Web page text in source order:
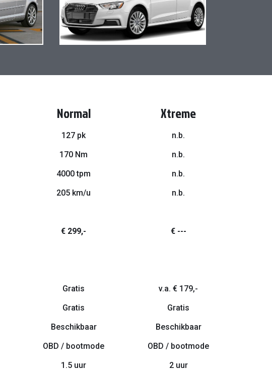
Normal Xtreme
127 pk
n.b.
170 Nm
n.b.
4000 tpm
n.b.
205 km/u n.b.
€ 299,- € ---
Gratis
v.a. € 179,-
Gratis
Gratis
Beschikbaar
Beschikbaar
OBD / bootmode
OBD / bootmode
1.5 uur
2 uur